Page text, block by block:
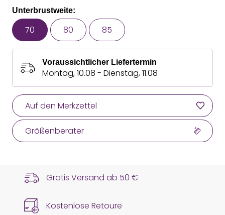
Unterbrustweite:
70 80 85
Voraussichtlicher Liefertermin
Montag, 10.08 - Dienstag, 11.08
Auf den Merkzettel
Größenberater
Gratis Versand ab 50 €
Kostenlose Retoure